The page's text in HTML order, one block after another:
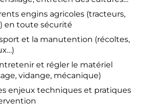
engins agricoles (tracteurs,
en toute sécurité
et la manutention (récoltes,
et régler le matériel
vidange, mécanique)
enjeux techniques et pratiques